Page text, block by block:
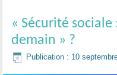
« Sécurité
demain » ?
Publication : 10